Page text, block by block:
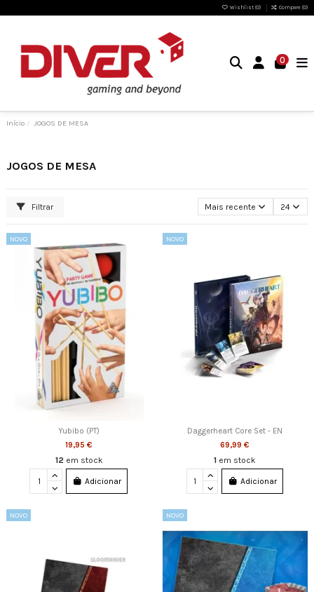
Wishlist (0) Compare (0)
0
Início JOGOS DE MESA
JOGOS DE MESA
Filtrar Mais recente 24
NOVO
Yubibo (PT)
19,95 €
12 em stock
Adicionar
NOVO
Daggerheart Core Set - EN
69,99 €
1 em stock
Adicionar
NOVO NOVO